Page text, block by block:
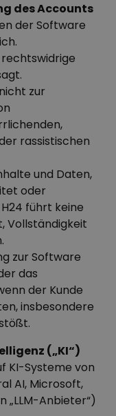
des Accounts
der Software
rechtswidrige
zur
rassistischen
und Daten,
oder
führt keine
Vollständigkeit
zur Software
das
der Kunde
insbesondere
(„KI“)
KI-Systeme von
AI, Microsoft,
„LLM-Anbieter“)